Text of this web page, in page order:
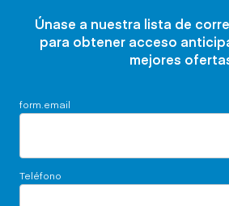
Únase a nuestra lista de
para obtener acceso
mejores
form.email
Teléfono